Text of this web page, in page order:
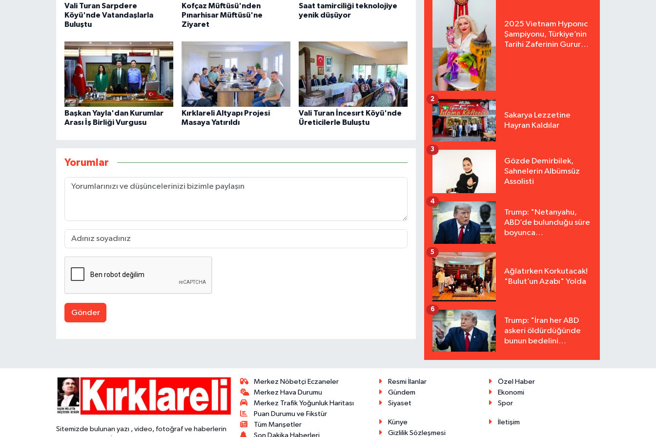
Vali Turan Sarpdere
Köyü'nde Vatandaşlarla
Buluştu
Kofçaz Müftüsü'nden
Pınarhisar Müftüsü'ne
Ziyaret
Saat tamirciliği teknolojiye
yenik düşüyor
Başkan Yayla'dan Kurumlar
Arası İş Birliği Vurgusu
Kırklareli Altyapı Projesi
Masaya Yatırıldı
Vali Turan İncesırt Köyü'nde
Üreticilerle Buluştu
Yorumlar
Gönder
2025 Vietnam Hyponıc
Şampiyonu, Türkiye’nin
Tarihi Zaferinin Gururu
Sakarya Lezzetine
Hayran Kaldılar
2
Gözde Demirbilek,
Sahnelerin Albümsüz
Assolisti
3
Trump: "Netanyahu,
ABD’de bulunduğu süre
boyunca
4
Ağlatırken Korkutacak!
"Bulut’un Azabı" Yolda
5
Trump: "İran her ABD
askeri öldürdüğünde
bunun bedelini
6
Sitemizde bulunan yazı , video, fotoğraf ve haberlerin
Merkez Nöbetçi Eczaneler
Merkez Hava Durumu
Merkez Trafik Yoğunluk Haritası
Puan Durumu ve Fikstür
Tüm Manşetler
Son Dakika Haberleri
Resmi İlanlar
Özel Haber
Gündem
Ekonomi
Siyaset
Spor
Künye
İletişim
Gizlilik Sözleşmesi